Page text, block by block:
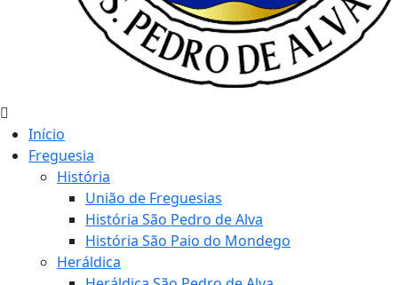
Início
Freguesia
História
União de Freguesias
História São Pedro de Alva
História São Paio do Mondego
Heráldica